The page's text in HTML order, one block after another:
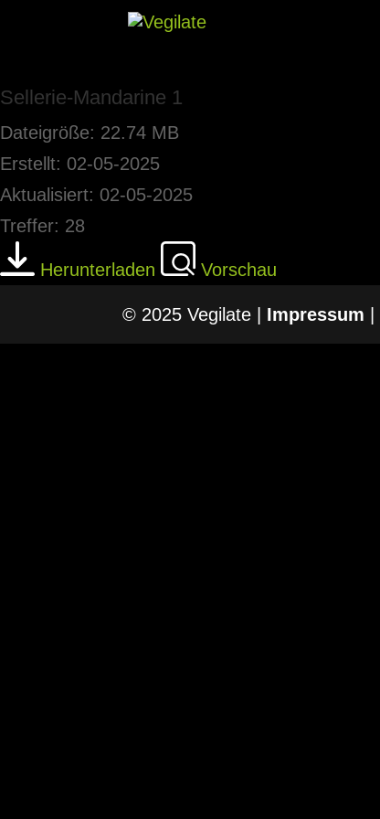
Sellerie-Mandarine 1
Dateigröße: 22.74 MB
Erstellt: 02-05-2025
Aktualisiert: 02-05-2025
Treffer: 28
Herunterladen Vorschau
© 2025 Vegilate | Impressum